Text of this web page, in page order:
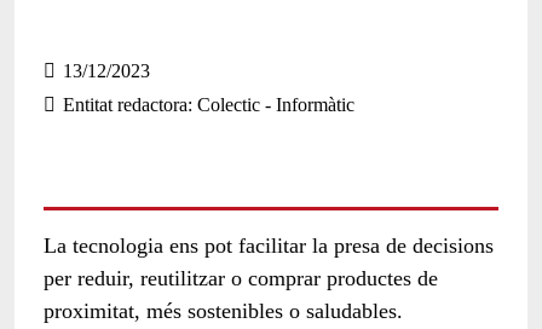
13/12/2023
Entitat redactora Colectic - Informàtic
La tecnologia ens pot facilitar la presa de decisions
per reduir, reutilitzar o comprar productes de
proximitat, més sostenibles o saludables.